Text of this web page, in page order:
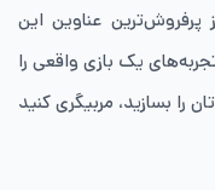
عناوین این
یک بازی واقعی را
بسازید، مربیگری کنید